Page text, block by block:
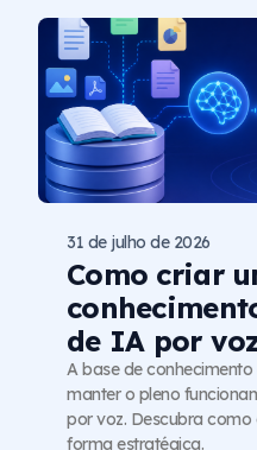
Como criar
de IA por
31 de julho de 2026
A base de
manter o pleno
por voz. Descubra
forma estratégica.